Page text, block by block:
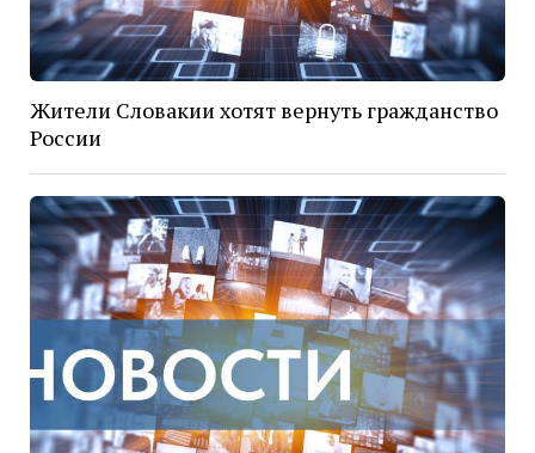
Жители Словакии хотят вернуть гражданство
России